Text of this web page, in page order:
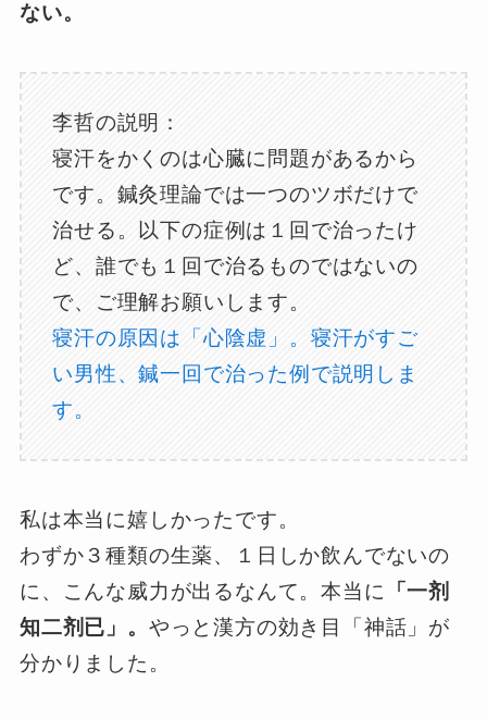
ない。
李哲の説明：
寝汗をかくのは心臓に問題があるから
です。鍼灸理論では一つのツボだけで
治せる。以下の症例は１回で治ったけ
ど、誰でも１回で治るものではないの
で、ご理解お願いします。
寝汗の原因は「心陰虚」。寝汗がすご
い男性、鍼一回で治った例で説明しま
す。
私は本当に嬉しかったです。
わずか３種類の生薬、１日しか飲んでないの
に、こんな威力が出るなんて。本当に
「一剂
知二剂已」。 やっと漢方の効き目「神話」が
分かりました。